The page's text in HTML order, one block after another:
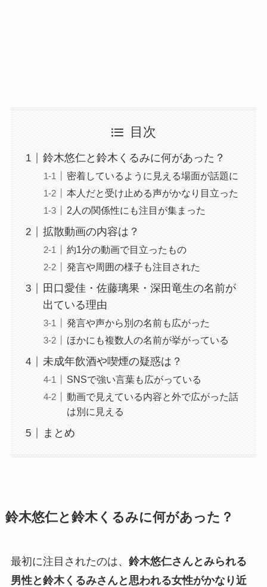
目次
鈴木悠仁と鈴木くるみに何があった？
密着しているように見える場面が話題に
本人だと受け止める声がかなり目立った
2人の関係性にも注目が集まった
拡散動画の内容は？
約1分の動画で目立ったもの
発言や周囲の様子も注目された
田口愛佳・佐藤璃果・深田竜生の名前が
出ている理由
発言や声から別の名前も広がった
ほかにも複数人の名前が挙がっている
未成年飲酒や喫煙の疑惑は？
SNSで強い言葉も広がっている
動画で見えている内容と外で広がった話
は別に見える
まとめ
鈴木悠仁と鈴木くるみに何があった？
最初に注目されたのは、 鈴木悠仁さんとみられる
男性と鈴木くるみさんと思われる女性がかなり近